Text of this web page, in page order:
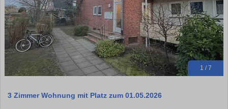
1 / 7
3 Zimmer Wohnung mit Platz zum 01.05.2026